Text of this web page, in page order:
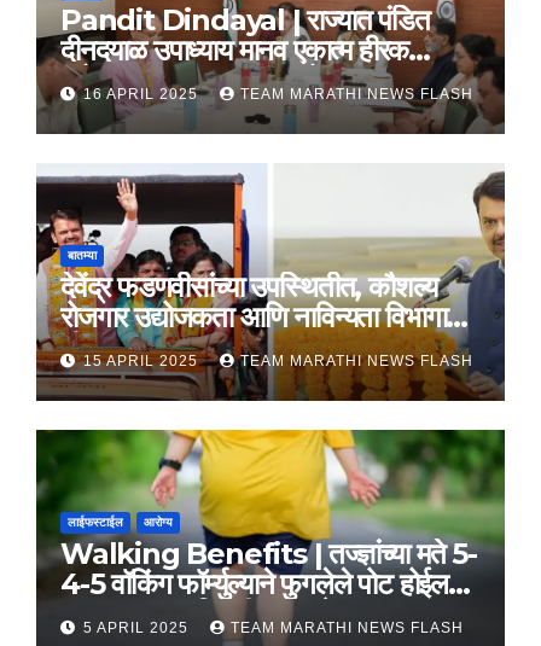
Pandit Dindayal | राज्यात पंडित
दीनदयाळ उपाध्याय मानव एकात्म हीरक
महोत्सव, 22-25 दरम्यान होणार साजरा
16 APRIL 2025 TEAM MARATHI NEWS FLASH
बातम्या
देवेंद्र फडणवीसांच्या उपस्थितीत, कौशल्य
रोजगार उद्योजकता आणि नाविन्यता विभागाचे
तीन सामंजस्य करार
15 APRIL 2025 TEAM MARATHI NEWS FLASH
लाईफस्टाईल आरोग्य
Walking Benefits | तज्ज्ञांच्या मते 5-
4-5 वॉकिंग फॉर्म्युल्याने फुगलेले पोट होईल
लवकर सपाट, मिळतील फायदे
5 APRIL 2025 TEAM MARATHI NEWS FLASH